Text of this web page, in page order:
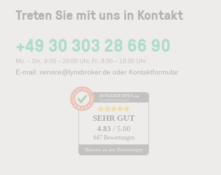
Treten Sie mit uns in Kontakt
+49 30 303 28 66 90
Mo. – Do.: 8:00 – 20:00 Uhr, Fr.: 8:00 – 18:00 Uhr
E-mail: service@lynxbroker.de oder Kontaktformular
AUSGEZEICHNET .org
Kundenbewertungen
SEHR GUT
4.83 / 5.00
647 Bewertungen
Hinweis zu den Bewertungen